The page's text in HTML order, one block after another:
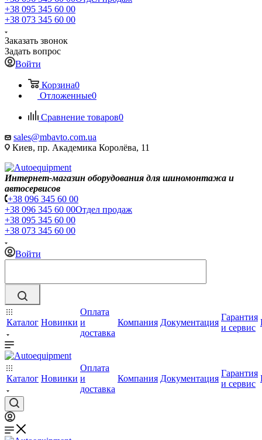
+38 095 345 60 00
+38 073 345 60 00
Заказать звонок
Задать вопрос
Войти
Корзина0
Отложенные0
Сравнение товаров0
sales@mbavto.com.ua
Киев, пр. Академика Королёва, 11
Интернет-магазин оборудования для шиномонтажа и
автосервисов
+38 096 345 60 00
+38 096 345 60 00Отдел продаж
+38 095 345 60 00
+38 073 345 60 00
Войти
Каталог Новинки
Оплата
и
доставка
Компания Документация
Гарантия
и сервис
Каталог Новинки
Оплата
и
доставка
Компания Документация
Гарантия
и сервис